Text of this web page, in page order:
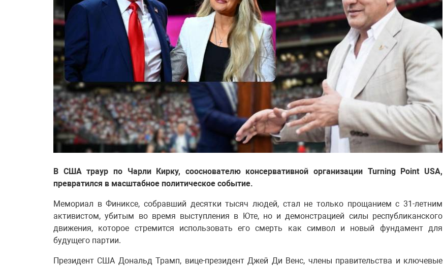
В США траур по Чарли Кирку, сооснователю консервативной организации Turning Point USA,
превратился в масштабное политическое событие.
Мемориал в Финиксе, собравший десятки тысяч людей, стал не только прощанием с 31-летним
активистом, убитым во время выступления в Юте, но и демонстрацией силы республиканского
движения, которое стремится использовать его смерть как символ и новый фундамент для
будущего партии.
Президент США Дональд Трамп, вице-президент Джей Ди Венс, члены правительства и ключевые